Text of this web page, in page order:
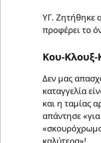
ΥΓ. Ζητήθηκε
προφέρει το
Κου-Κλουξ-
Δεν μας
καταγγελία
και η ταμίας
απάντησε
καλύτερα»!